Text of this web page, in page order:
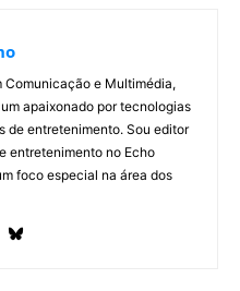
Comunicação e Multimédia,
apaixonado por tecnologias
de entretenimento. Sou editor
entretenimento no Echo
foco especial na área dos